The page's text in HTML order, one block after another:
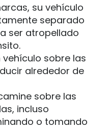
su vehículo
separado
ser atropellado
sobre las
alrededor de
sobre las
incluso
o tomando